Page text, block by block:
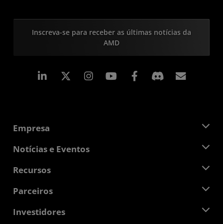
Inscreva-se para receber as últimas notícias da
AMD
Linkedin Instagram Facebook
Empresa
Sobre a AMD
Responsibilidade Corporativa
Oportunidades de Emprego
Notícias e Eventos
Sala de Imprensa
Bibliotecas de Mídias
Recursos
Central do desenvolvedor
Estudos de caso
Parceiros
AMD Partner Hub
Investidores